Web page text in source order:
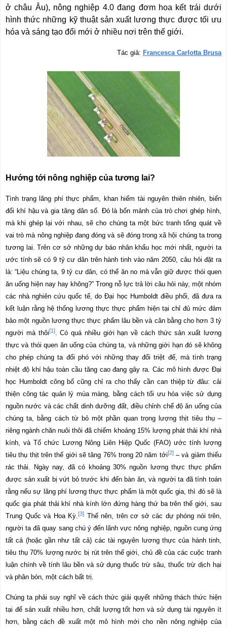
ở châu Âu), nông nghiệp 4.0 đang đơm hoa kết trái dưới
hình thức những kỹ thuật sản xuất lương thực được tối ưu
hóa và sáng tạo đổi mới ở nhiều nơi trên thế giới.
Tác giả: Francesca Carlotta Brusa
Hướng tới nông nghiệp của tương lai?
Tình trạng lãng phí thực phẩm, khan hiếm tài nguyên thiên nhiên, biến
đổi khí hậu và gia tăng dân số. Đó là bốn mảnh của trò chơi ghép hình,
mà khi ghép lại với nhau, sẽ cho chúng ta một bức tranh tổng quát về
vai trò mà nông nghiệp đang đóng và sẽ đóng trong xã hội chúng ta trong
tương lai. Trên cơ sở những dự báo nhân khẩu học mới nhất, người ta
ước tính sẽ có 9 tỷ cư dân trên hành tinh vào năm 2050, câu hỏi đặt ra
là: “Liệu chúng ta, 9 tỷ cư dân, có thể ăn no mà vẫn giữ được thói quen
ăn uống hiện nay hay không?” Trong nỗ lực trả lời câu hỏi này, một nhóm
các nhà nghiên cứu quốc tế, do Đại học Humboldt điều phối, đã đưa ra
kết luận rằng hệ thống lương thực thực phẩm hiện tại chỉ đủ mức đảm
bảo một nguồn lương thực thực phẩm lâu bền và cân bằng cho hơn 3 tỷ
người mà thôi[1]. Có quá nhiều giới hạn về cách thức sản xuất lương
thực và thói quen ăn uống của chúng ta, và những giới hạn đó sẽ không
cho phép chúng ta đối phó với những thay đổi triệt để, mà tình trạng
nhiệt độ khí hậu toàn cầu tăng cao đang gây ra. Các mô hình được Đại
học Humboldt công bố cũng chỉ ra cho thấy cần can thiệp từ đâu: cải
thiện công tác quản lý mùa màng, bằng cách tối ưu hóa việc sử dụng
nguồn nước và các chất dinh dưỡng đất, điều chỉnh chế độ ăn uống của
chúng ta, bằng cách từ bỏ một phần quan trọng lượng thịt tiêu thụ –
riêng ngành chăn nuôi thôi đã chiếm khoảng 15% lượng phát thải khí nhà
kính, và Tổ chức Lương Nông Liên Hiệp Quốc (FAO) ước tính lượng
tiêu thụ thịt trên thế giới sẽ tăng 76% trong 20 năm tới[2]– và giảm thiểu
rác thải. Ngày nay, đã có khoảng 30% nguồn lương thực thực phẩm
được sản xuất bị vứt bỏ trước khi đến bàn ăn, và người ta đã tính toán
rằng nếu sự lãng phí lương thực thực phẩm là một quốc gia, thì đó sẽ là
quốc gia phát thải khí nhà kính lớn đứng hàng thứ ba trên thế giới, sau
Trung Quốc và Hoa Kỳ. [3] Thế nên, trên cơ sở các dự phóng nói trên,
người ta đã quay sang chú ý đến lãnh vực nông nghiệp, nguồn cung ứng
tất cả (hoặc gần như tất cả) các tài nguyên lương thực của hành tinh,
tiêu thụ 70% lượng nước bị rút trên thế giới, chủ đề của các cuộc tranh
luận chính về tính lâu bền và sử dụng thuốc trừ sâu, thuốc trừ dịch hại
và phân bón, một cách bất trị.
Chúng ta phải suy nghĩ về cách thức giải quyết những thách thức hiện
tại để sản xuất nhiều hơn, chất lượng tốt hơn và sử dụng tài nguyên ít
hơn, bằng cách đề xuất một mô hình mới cho nền nông nghiệp của